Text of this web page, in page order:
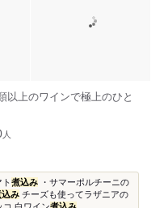
上のワインで極上のひと
人
煮込み ・サマーポルチーニの
込み チーズも使ってラザニアの